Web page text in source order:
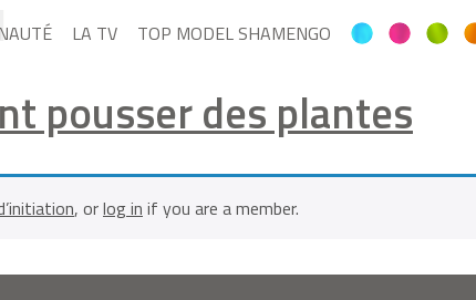
LA TV TOP MODEL SHAMENGO
pousser des plantes
, orlog in if you are a member.